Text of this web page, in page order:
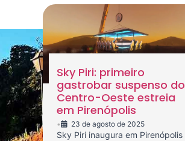
Sky Piri: primeiro
gastrobar suspenso do
Centro-Oeste estreia
em Pirenópolis
• 23 de agosto de 2025
Sky Piri inaugura em Pirenópolis